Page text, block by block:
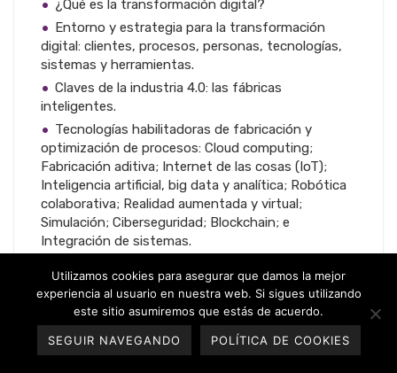
¿Qué es la transformación digital?
Entorno y estrategia para la transformación
digital: clientes, procesos, personas, tecnologías,
sistemas y herramientas.
Claves de la industria 4.0: las fábricas
inteligentes.
Tecnologías habilitadoras de fabricación y
optimización de procesos: Cloud computing;
Fabricación aditiva; Internet de las cosas (IoT);
Inteligencia artificial, big data y analítica; Robótica
colaborativa; Realidad aumentada y virtual;
Simulación; Ciberseguridad; Blockchain; e
Integración de sistemas.
Nuevos procesos, productos, servicios y modelos
de negocio.
Utilizamos cookies para asegurar que damos la mejor
experiencia al usuario en nuestra web. Si sigues utilizando
este sitio asumiremos que estás de acuerdo.
SEGUIR NAVEGANDO POLÍTICA DE COOKIES